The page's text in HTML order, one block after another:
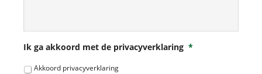
Ik ga akkoord met de privacyverklaring *
Akkoord privacyverklaring